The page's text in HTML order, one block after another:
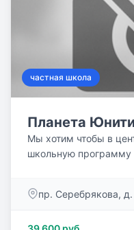
частная школа
Планета Юнити
Мы хотим чтобы в
школьную программу
пр. Серебрякова,